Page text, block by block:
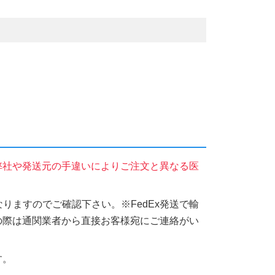
や発送元の手違いによりご注文と異なる医
ますのでご確認下さい。※FedEx発送で輸
は通関業者から直接お客様宛にご連絡がい